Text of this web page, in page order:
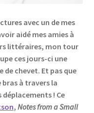
avec un de mes
aidé mes amies à
littéraires, mon tour
ces jours-ci une
chevet. Et pas que
bras à travers la
! Ce
, Notes from a Small